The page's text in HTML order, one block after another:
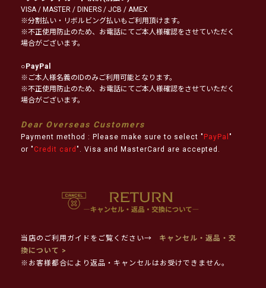
VISA / MASTER / DINERS / JCB / AMEX
※分割払い・リボルビング払いもご利用頂けます。
※不正使用防止のため、お電話にてご本人様確認をさせていただく
場合がございます。
○PayPal
※ご本人様名義のIDのみご利用可能となります。
※不正使用防止のため、お電話にてご本人様確認をさせていただく
場合がございます。
Dear Overseas Customers
Payment method : Please make sure to select " PayPal "
or " Credit card ". Visa and MasterCard are accepted.
当店のご利用ガイドをご覧ください→
キャンセル・返品・交
換について >
※お客様都合により返品・キャンセルはお受けできません。